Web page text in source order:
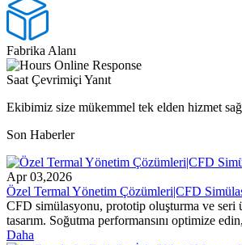
Fabrika Alanı
Saat Çevrimiçi Yanıt
Ekibimiz size mükemmel tek elden hizmet
Son Haberler
Apr 03,2026
Özel Termal Yönetim Çözümleri|CFD
CFD simülasyonu, prototip oluşturma ve seri
tasarım. Soğutma performansını optimize
Daha